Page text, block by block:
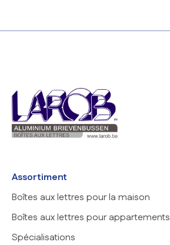
Assortiment
Boîtes aux lettres pour la maison
Boîtes aux lettres pour appartements
Spécialisations